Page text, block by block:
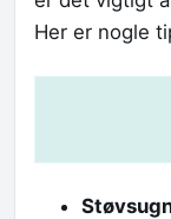
Her er nogle